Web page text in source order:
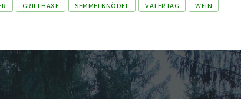
GRILLHAXE SEMMELKNÖDEL VATERTAG WEIN